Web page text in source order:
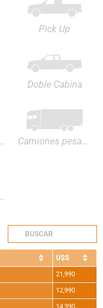
Pick Up
Doble Cabina
Camiones livianos Camiones pesados
U$S
21,990
12,990